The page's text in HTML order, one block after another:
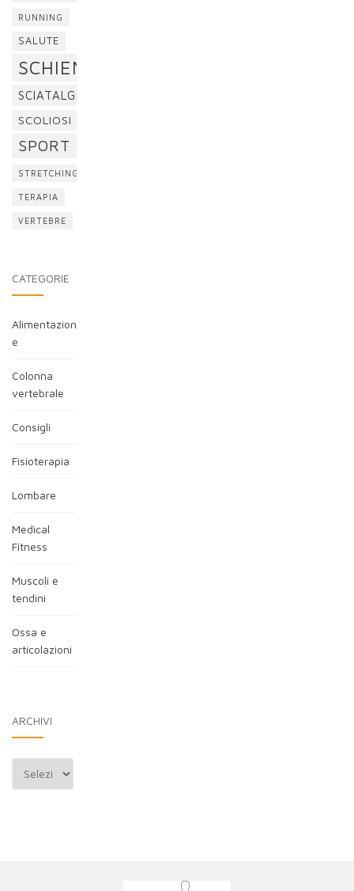
RUNNING
SALUTE
SCHIENA
SCIATALGIA
SCOLIOSI
SPORT
STRETCHING
TERAPIA
VERTEBRE
CATEGORIE
Alimentazion
e
Colonna
vertebrale
Consigli
Fisioterapia
Lombare
Medical
Fitness
Muscoli e
tendini
Ossa e
articolazioni
ARCHIVI
Archivi